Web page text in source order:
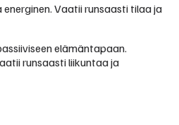
energinen. Vaatii runsaasti tilaa ja
elämäntapaan.
runsaasti liikuntaa ja